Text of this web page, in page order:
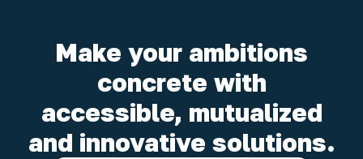
Make your ambitions
concrete with
accessible, mutualized
and innovative solutions.